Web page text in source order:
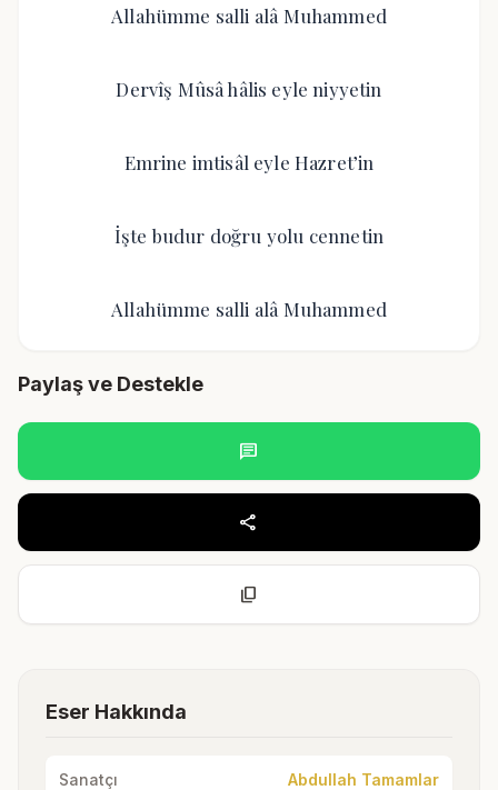
Allahümme salli alâ Muhammed
Dervîş Mûsâ hâlis eyle niyyetin
Emrine imtisâl eyle Hazret’in
İşte budur doğru yolu cennetin
Allahümme salli alâ Muhammed
Paylaş ve Destekle
chat
share
content_copy
Eser Hakkında
Sanatçı Abdullah Tamamlar